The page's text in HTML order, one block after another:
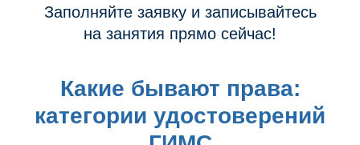
Заполняйте заявку и записывайтесь
на занятия прямо сейчас!
Какие бывают права:
категории удостоверений